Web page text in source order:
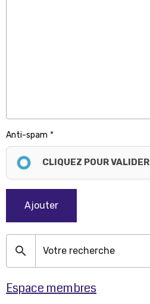
Anti-spam
CLIQUEZ POUR VALIDER
Ajouter
Espace membres